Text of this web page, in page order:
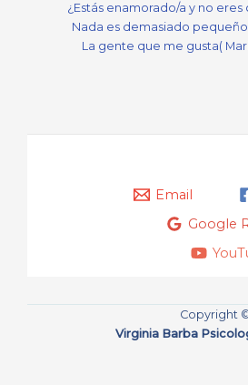
¿Estás enamorado/a y no
Nada es demasiado
La gente que me gusta(
Email
Google
Copyright
Virginia Barba